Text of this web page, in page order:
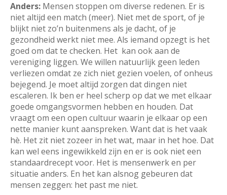
Anders: Mensen stoppen om diverse redenen. Er is
niet altijd een match (meer). Niet met de sport, of je
blijkt niet zo’n buitenmens als je dacht, of je
gezondheid werkt niet mee. Als iemand opzegt is het
goed om dat te checken. Het kan ook aan de
vereniging liggen. We willen natuurlijk geen leden
verliezen omdat ze zich niet gezien voelen, of onheus
bejegend. Je moet altijd zorgen dat dingen niet
escaleren. Ik ben er heel scherp op dat we met elkaar
goede omgangsvormen hebben en houden. Dat
vraagt om een open cultuur waarin je elkaar op een
nette manier kunt aanspreken. Want dat is het vaak
hè. Het zit niet zozeer in het wat, maar in het hoe. Dat
kan wel eens ingewikkeld zijn en er is ook niet een
standaardrecept voor. Het is mensenwerk en per
situatie anders. En het kan alsnog gebeuren dat
mensen zeggen: het past me niet.